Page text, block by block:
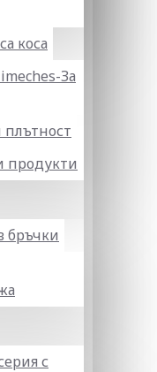
коса
За
продукти
бръчки
с